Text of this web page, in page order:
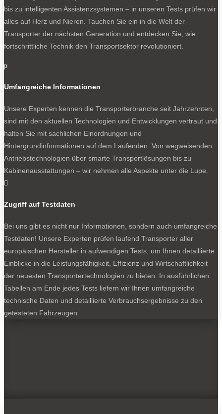
bis zu intelligenten Assistenzsystemen – in unseren Tests prüfen wir
alles auf Herz und Nieren. Tauchen Sie ein in die Welt der
Transporter der nächsten Generation und entdecken Sie, wie
fortschrittliche Technik den Transportsektor revolutioniert.
p
Umfangreiche Informationen
Unsere Experten kennen die Transporterbranche seit Jahrzehnten,
sind mit den aktuellen Technologien und Entwicklungen vertraut und
halten Sie mit sachlichen Einordnungen und
Hintergrundinformationen auf dem Laufenden. Von wegweisenden
Antriebstechnologien über smarte Transportlösungen bis zu
Kabinenausstattungen – wir nehmen alle Aspekte unter die Lupe.

Zugriff auf Testdaten
Bei uns gibt es nicht nur Informationen, sondern auch umfangreiche
Testdaten! Unsere Experten prüfen laufend Transporter aller
europäischen Hersteller in aufwendigen Tests, um Ihnen detaillierte
Einblicke in die Leistungsfähigkeit, Effizienz und Wirtschaftlichkeit
der neuesten Transportertechnologien zu bieten. In ausführlichen
Tabellen am Ende jedes Tests liefern wir Ihnen umfangreiche
technische Daten und detaillierte Verbrauchsergebnisse zu den
getesteten Fahrzeugen.